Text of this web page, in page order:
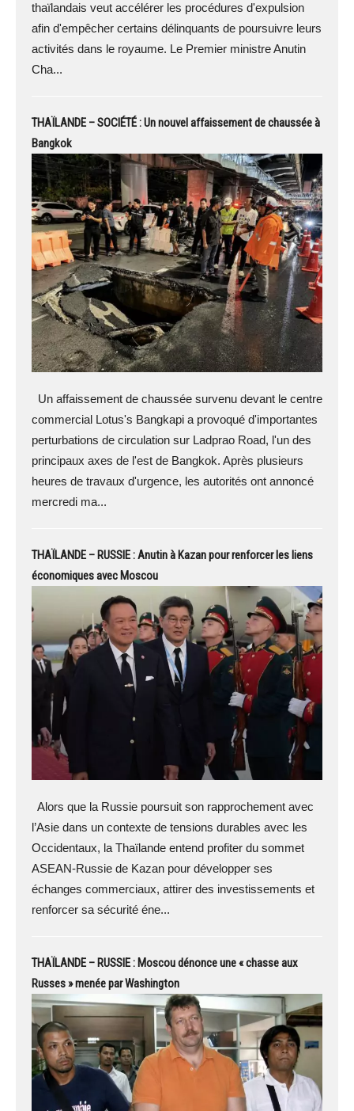
thaïlandais veut accélérer les procédures d'expulsion
afin d'empêcher certains délinquants de poursuivre leurs
activités dans le royaume. Le Premier ministre Anutin
Cha...
THAÏLANDE – SOCIÉTÉ : Un nouvel affaissement de chaussée à
Bangkok
Un affaissement de chaussée survenu devant le centre
commercial Lotus's Bangkapi a provoqué d'importantes
perturbations de circulation sur Ladprao Road, l'un des
principaux axes de l'est de Bangkok. Après plusieurs
heures de travaux d'urgence, les autorités ont annoncé
mercredi ma...
THAÏLANDE – RUSSIE : Anutin à Kazan pour renforcer les liens
économiques avec Moscou
Alors que la Russie poursuit son rapprochement avec
l’Asie dans un contexte de tensions durables avec les
Occidentaux, la Thaïlande entend profiter du sommet
ASEAN-Russie de Kazan pour développer ses
échanges commerciaux, attirer des investissements et
renforcer sa sécurité éne...
THAÏLANDE – RUSSIE : Moscou dénonce une « chasse aux
Russes » menée par Washington